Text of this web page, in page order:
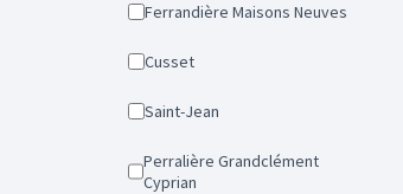
Ferrandière Maisons Neuves
Cusset
Saint-Jean
Perralière Grandclément
Cyprian